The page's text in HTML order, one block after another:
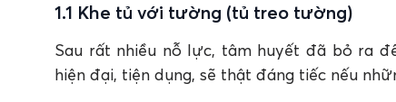
1.1 Khe tủ với tường (tủ treo tường)
Sau rất nhiều nỗ lực, tâm huyết đã bỏ ra
hiện đại, tiện dụng, sẽ thật đáng tiếc nếu